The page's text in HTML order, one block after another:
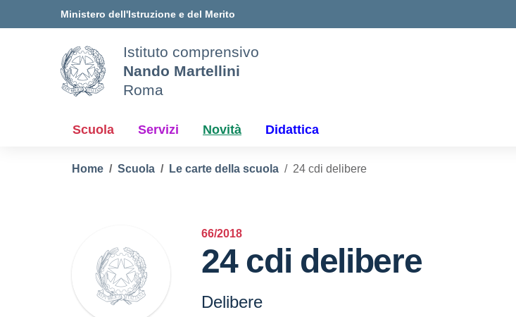
Ministero dell'Istruzione e del Merito
Istituto comprensivo
Nando Martellini
Roma
Scuola Servizi Novità Didattica
Home Scuola Le carte della scuola 24 cdi delibere
66/2018
24 cdi delibere
Delibere